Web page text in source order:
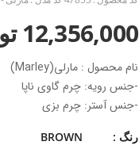
12,356,000 تومان
نام محصول : مارلی(Marley)
-جنس رویه: چرم گاوی ناپا
-جنس آستر: چرم بزی
-جنس زیره: ترمولایت
رنگ : BROWN